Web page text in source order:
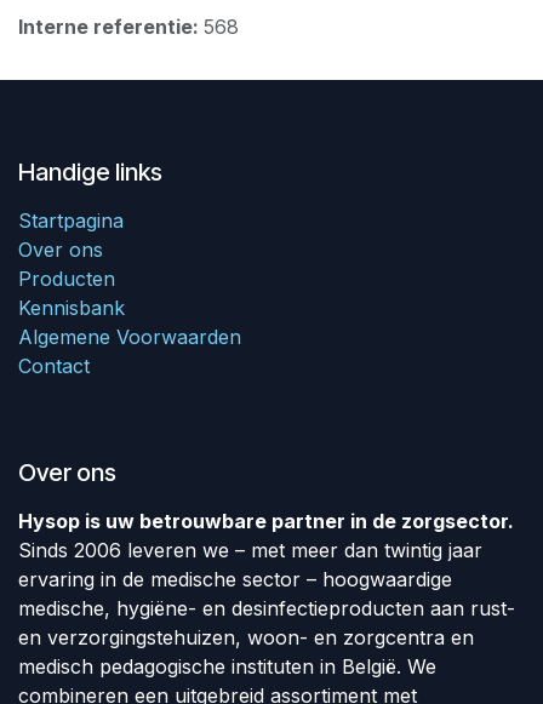
Interne referentie: 568
Handige links
Startpagina
Over ons
Producten
Kennisbank
Algemene Voorwaarden
Contact
Over ons
Hysop is uw betrouwbare partner in de zorgsector.
Sinds 2006 leveren we – met meer dan twintig jaar
ervaring in de medische sector – hoogwaardige
medische, hygiëne- en desinfectieproducten aan rust-
en verzorgingstehuizen, woon- en zorgcentra en
medisch pedagogische instituten in België. We
combineren een uitgebreid assortiment met